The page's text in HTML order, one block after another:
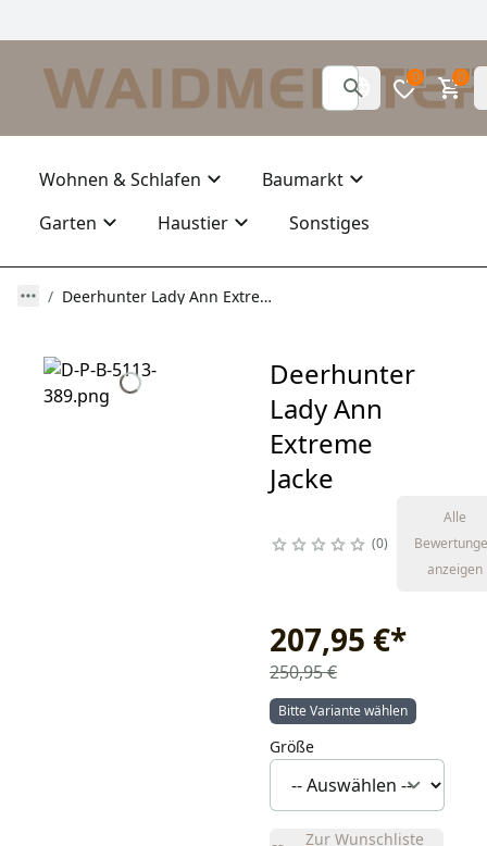
0 0
Wohnen & Schlafen
Baumarkt
Garten
Haustier Sonstiges
Deerhunter Lady Ann Extreme Jacke
Deerhunter
Lady Ann
Extreme
Jacke
0
Alle
anzeigen
207,95 €*
250,95 €
Bitte Variante wählen
Größe
Zur Wunschliste